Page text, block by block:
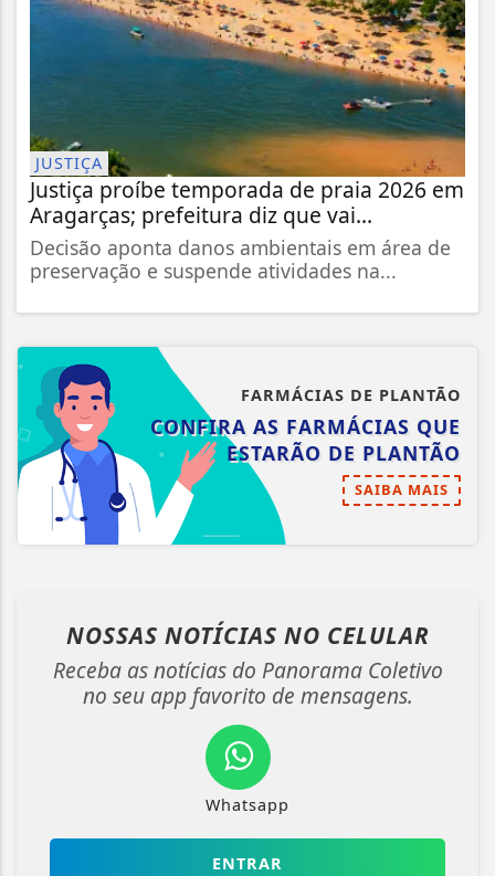
JUSTIÇA
Justiça proíbe temporada de praia 2026 em
Aragarças; prefeitura diz que vai...
Decisão aponta danos ambientais em área de
preservação e suspende atividades na...
FARMÁCIAS DE PLANTÃO
CONFIRA AS FARMÁCIAS QUE
ESTARÃO DE PLANTÃO
SAIBA MAIS
NOSSAS NOTÍCIAS NO CELULAR
Receba as notícias do Panorama Coletivo
no seu app favorito de mensagens.
Whatsapp
ENTRAR